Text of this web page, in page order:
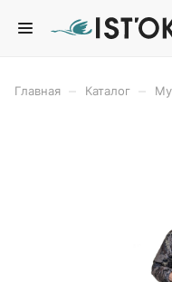
Главная Каталог